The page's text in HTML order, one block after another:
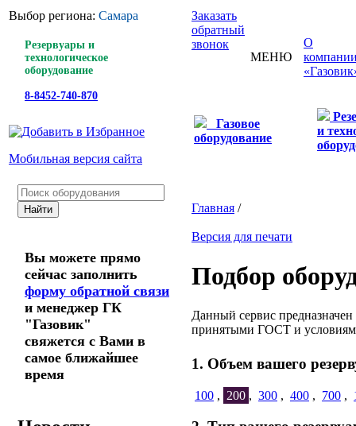
Выбор региона: Самара
Резервуары и
технологическое
оборудование
8-8452-740-870
Мобильная версия сайта
Заказать
обратный
звонок
МЕНЮ
О
Газовое
оборудование
и
Вы можете прямо
сейчас заполнить
форму обратной связи
и менеджер ГК
"Газовик"
свяжется с Вами в
самое ближайшее
время
Главная /
Версия для печати
Подбор
Данный сервис
принятыми ГОСТ и
1. Объем вашего
100 , 200 , 300 , 400 , 700 ,